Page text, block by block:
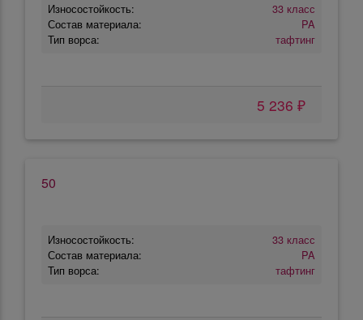
Износостойкость:
33 класс
Состав материала:
PA
Тип ворса:
тафтинг
5 236 ₽
50
Износостойкость:
33 класс
Состав материала:
PA
Тип ворса:
тафтинг